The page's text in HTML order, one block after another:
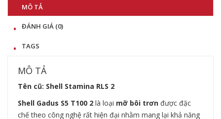
MÔ TẢ
ĐÁNH GIÁ (0)
TAGS
MÔ TẢ
Tên cũ: Shell Stamina RLS 2
Shell Gadus S5 T100 2 là loại mỡ bôi trơn được đặc
chế theo công nghệ rất hiện đại nhằm mang lại khả năng